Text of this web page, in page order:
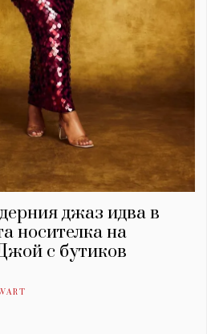
джаз идва в
носителка на
с бутиков
Twitter
Pinterest
Soundcloud
можете да се абонирате за
ни нюзлетър тук: